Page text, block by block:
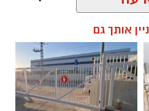
אותך גם